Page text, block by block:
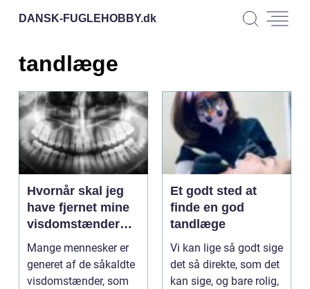
DANSK-FUGLEHOBBY.dk
tandlæge
Hvornår skal jeg
have fjernet mine
visdomstænder
hos min
tandlæge?
Mange mennesker er
generet af de såkaldte
visdomstænder, som
Et godt sted at
finde en god
tandlæge
Vi kan lige så godt sige
det så direkte, som det
kan sige, og bare rolig,